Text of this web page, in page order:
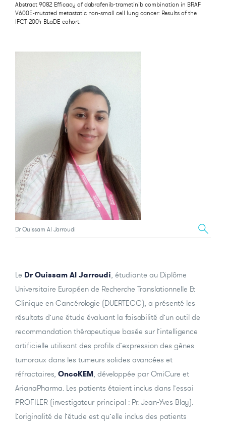
Abstract 9082 Efficacy of dabrafenib-trametinib combination in BRAF
V600E-mutated metastatic non-small cell lung cancer: Results of the
IFCT-2004 BLaDE cohort.
Dr Ouissam Al Jarroudi
Le Dr Ouissam Al Jarroudi , étudiante au Diplôme
Universitaire Européen de Recherche Translationnelle Et
Clinique en Cancérologie (DUERTECC), a présenté les
résultats d’une étude évaluant la faisabilité d’un outil de
recommandation thérapeutique basée sur l’intelligence
artificielle utilisant des profils d’expression des gènes
tumoraux dans les tumeurs solides avancées et
réfractaires, OncoKEM , développée par OmiCure et
ArianaPharma. Les patients étaient inclus dans l’essai
PROFILER (investigateur principal : Pr. Jean-Yves Blay).
L’originalité de l’étude est qu’elle inclus des patients